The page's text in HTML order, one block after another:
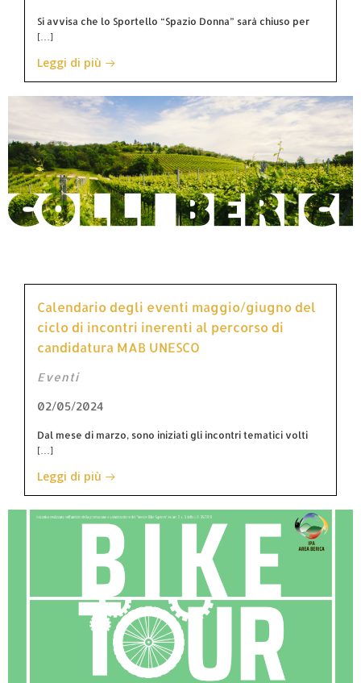
Si avvisa che lo Sportello “Spazio Donna” sarà chiuso per
[…]
Leggi di più
Calendario degli eventi maggio/giugno del
ciclo di incontri inerenti al percorso di
candidatura MAB UNESCO
Eventi
02/05/2024
Dal mese di marzo, sono iniziati gli incontri tematici volti
[…]
Leggi di più